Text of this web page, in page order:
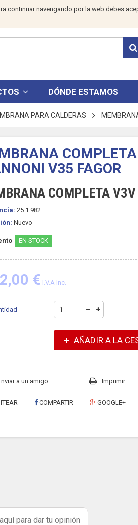
continuar navengando por la web debes
DÓNDE ESTAMOS
PARA CALDERAS
V35 FAGOR
COMPLETA
25.1.982
Nuevo
EN STOCK
€ I.V.A Inc.
AÑADIR A LA
a un amigo Imprimir
COMPARTIR GOOGLE+
para dar tu opinión